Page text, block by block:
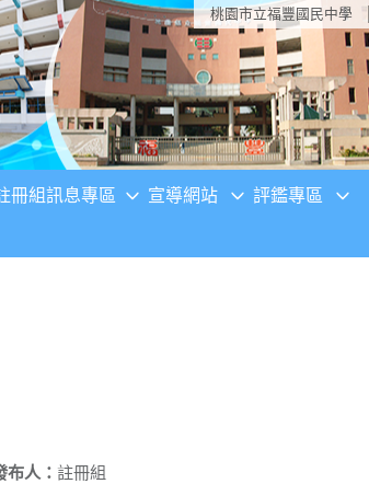
桃園市立福豐國民中學
冊組訊息專區 宣導網站 評鑑專區
布人： 註冊組